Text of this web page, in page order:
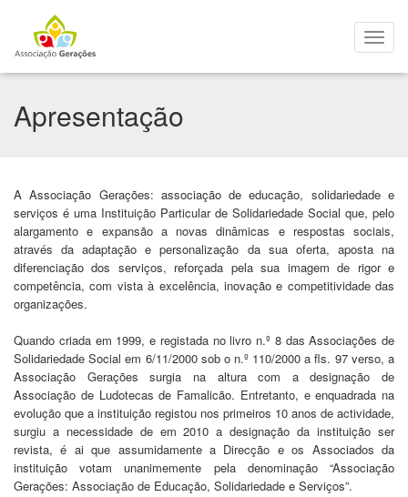
Apresentação
A Associação Gerações: associação de educação, solidariedade e
serviços é uma Instituição Particular de Solidariedade Social que, pelo
alargamento e expansão a novas dinâmicas e respostas sociais,
através da adaptação e personalização da sua oferta, aposta na
diferenciação dos serviços, reforçada pela sua imagem de rigor e
competência, com vista à excelência, inovação e competitividade das
organizações.
Quando criada em 1999, e registada no livro n.º 8 das Associações de
Solidariedade Social em 6/11/2000 sob o n.º 110/2000 a fls. 97 verso, a
Associação Gerações surgia na altura com a designação de
Associação de Ludotecas de Famalicão. Entretanto, e enquadrada na
evolução que a instituição registou nos primeiros 10 anos de actividade,
surgiu a necessidade de em 2010 a designação da instituição ser
revista, é ai que assumidamente a Direcção e os Associados da
instituição votam unanimemente pela denominação “Associação
Gerações: Associação de Educação, Solidariedade e Serviços”.